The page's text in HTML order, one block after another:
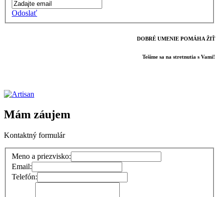
Odoslať
DOBRÉ UMENIE POMÁHA ŽIŤ
Tešíme sa na stretnutia s Vami!
Mám záujem
Kontaktný formulár
Meno a priezvisko:
Email:
Telefón: